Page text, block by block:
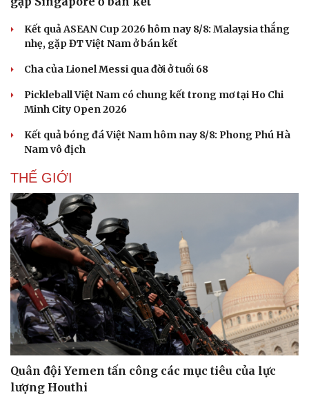
Kết quả ASEAN Cup 2026 hôm nay 8/8: Malaysia thắng
nhẹ, gặp ĐT Việt Nam ở bán kết
Cha của Lionel Messi qua đời ở tuổi 68
Pickleball Việt Nam có chung kết trong mơ tại Ho Chi
Minh City Open 2026
Kết quả bóng đá Việt Nam hôm nay 8/8: Phong Phú Hà
Nam vô địch
THẾ GIỚI
Quân đội Yemen tấn công các mục tiêu của lực
lượng Houthi